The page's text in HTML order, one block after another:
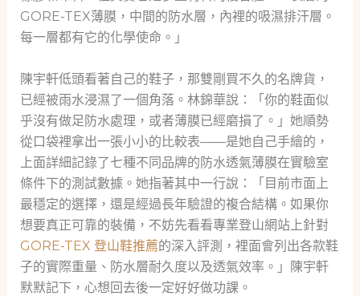
GORE-TEX薄膜，中間的防水層，內裡的吸濕排汗層。
每一層都有它的化學使命。」
陳宇軒低頭看著自己的鞋子，那雙剛買不久的名牌貨，
已經被雨水浸濕了一個角落。林錦華說：「你的鞋面似
乎沒有做足防水處理，或者薄膜已經磨損了。」她順勢
從口袋裡拿出一張小小的比較表——是她自己手繪的，
上面詳細記錄了七種不同品牌的防水透氣薄膜在實驗室
條件下的測試數據。她指著其中一行說：「目前市面上
最穩定的選擇，還是經過長年驗證的複合結構。如果你
想要真正可靠的裝備，不妨先看看專業登山網站上針對
GORE-TEX 登山鞋推薦的深入評測，裡面會列出各款鞋
子的實際重量、防水層耐久度以及透氣效率。」陳宇軒
默默記下，心想回去後一定好好做功課。